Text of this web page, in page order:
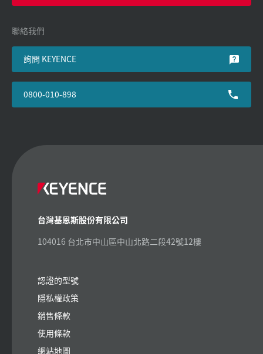
聯絡我們
詢問 KEYENCE
0800-010-898
台灣基恩斯股份有限公司
104016 台北市中山區中山北路二段42號12樓
認證的型號
隱私權政策
銷售條款
使用條款
網站地圖